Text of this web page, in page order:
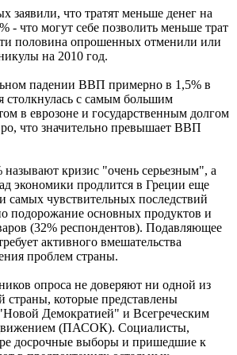
заявили, что тратят меньше денег на
- что могут себе позволить меньше трат
половина опрошенных отменили или
на 2010 год.
падении ВВП примерно в 1,5% в
столкнулась с самым большим
в еврозоне и государственным долгом
что значительно превышает ВВП
кризис "очень серьезным", а
экономики продлится в Греции еще
самых чувствительных последствий
подорожание основных продуктов и
(32% респондентов). Подавляющее
активного вмешательства
проблем страны.
опроса не доверяют ни одной из
страны, которые представлены
Демократией" и Всегреческим
(ПАСОК). Социалисты,
досрочные выборы и пришедшие к